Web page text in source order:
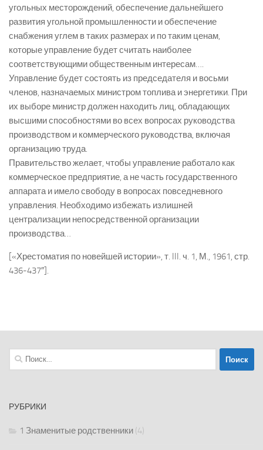
угольных месторождений, обеспечение дальнейшего
развития угольной промышленности и обеспечение
снабжения углем в таких размерах и по таким ценам,
которые управление будет считать наиболее
соответствующими общественным интересам….
Управление будет состоять из председателя и восьми
членов, назначаемых министром топлива и энергетики. При
их выборе министр должен находить лиц, обладающих
высшими способностями во всех вопросах руководства
производством и коммерческого руководства, включая
организацию труда.
Правительство желает, чтобы управление работало как
коммерческое предприятие, а не часть государственного
аппарата и имело свободу в вопросах повседневного
управления. Необходимо избежать излишней
централизации непосредственной организации
производства…
[«Хрестоматия по новейшей истории», т. III. ч. 1, М., 1961, стр.
436-437″].
Найти:
РУБРИКИ
1 Знаменитые родственники (4)